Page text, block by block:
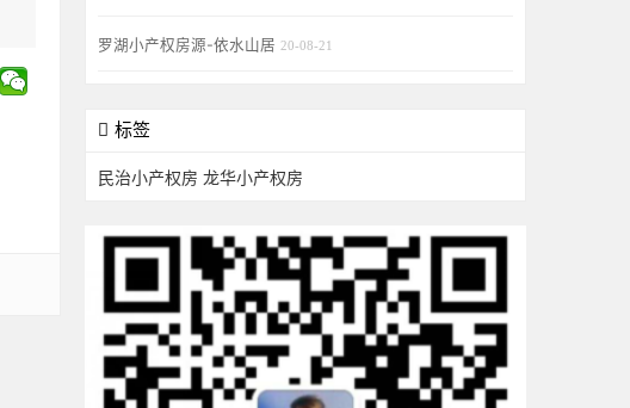
罗湖小产权房源-依水山居 20-08-21
标签
民治小产权房 龙华小产权房